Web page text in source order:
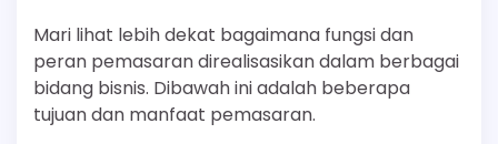
Mari lihat lebih dekat bagaimana fungsi dan
peran pemasaran direalisasikan dalam berbagai
bidang bisnis. Dibawah ini adalah beberapa
tujuan dan manfaat pemasaran.